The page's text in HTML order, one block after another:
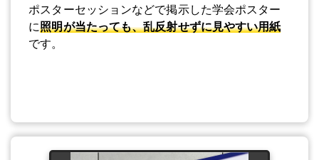
ポスターセッションなどで掲示した学会ポスター
に照明が当たっても、乱反射せずに見やすい用紙
です。